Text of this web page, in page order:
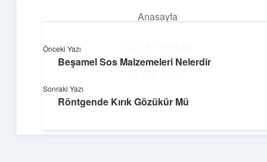
Anasayfa
Hakkımızda
Pratik Çözüm Rehberi
Hayatını kolaylaştıran zekice fikirler!
Önceki Yazı
Beşamel Sos Malzemeleri Nelerdir
Sonraki Yazı
Röntgende Kırık Gözükür Mü